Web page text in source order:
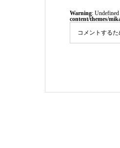
Warning:
content/themes/
コメントするた